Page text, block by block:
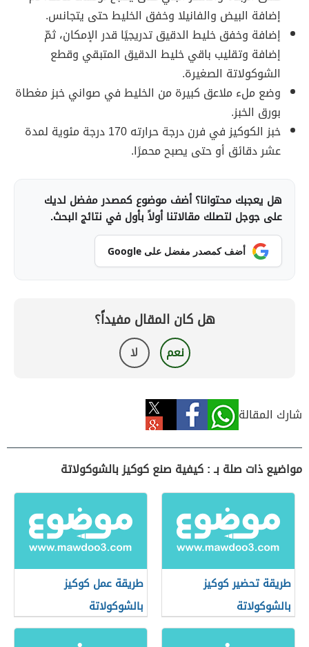
إضافة البيض والفانيلا وخفق الخليط حتى يتجانس.
إضافة وخفق خليط الدقيق تدريجيًا قدر الإمكان، ثمّ
إضافة وتقليب باقي خليط الدقيق المتبقي وقطع
الشوكولاتة الصغيرة.
وضع ملء ملاعق كبيرة من الخليط في صواني خبز مغطاة
بورق الخبز.
خبز الكوكيز في فرن درجة حرارته 170 درجة مئوية لمدة
عشر دقائق أو حتى يصبح محمرًا.
هل يعجبك محتوانا؟ أضف موضوع كمصدر مفضل لديك
على جوجل لتصلك مقالاتنا أولاً بأول في نتائج البحث.
أضف كمصدر مفضل على Google
هل كان المقال مفيداً؟
نعم لا
شارك المقالة
مواضيع ذات صلة بـ : كيفية صنع كوكيز بالشوكولاتة
طريقة تحضير كوكيز
بالشوكولاتة
طريقة عمل كوكيز
بالشوكولاتة